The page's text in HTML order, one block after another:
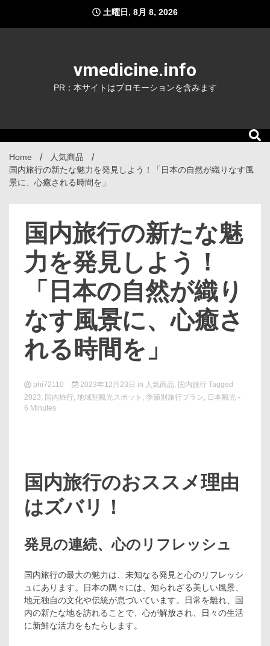
content
土曜日, 8月 8, 2026
vmedicine.info
PR：本サイトはプロモーションを含みます
Home
人気商品
国内旅行の新たな魅力を発見しよう！「日本の自然が織りなす風
景に、心癒される時間を」
国内旅行の新たな魅
力を発見しよう！
「日本の自然が織り
なす風景に、心癒さ
れる時間を」
phi72110 2023年12月23日 in 人気商品, 国内旅行 Tagged
2023, 国内旅行, 地域別観光スポット , 季節別旅行プラン, 日本観光 -
6 Minutes
国内旅行のおススメ理由
はズバリ！
発見の連続、心のリフレッシュ
国内旅行の最大の魅力は、未知なる発見と心のリフレッシ
ュにあります。日本の隅々には、知られざる美しい風景、
地元独自の文化や伝統が息づいています。日常を離れ、国
内の新たな地を訪れることで、心が解放され、日々の生活
に新鮮な活力をもたらします。